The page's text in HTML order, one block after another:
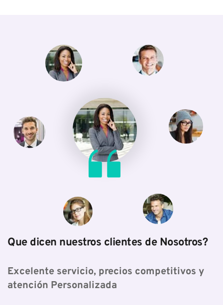
Que dicen nuestros clientes de Nosotros?
Excelente servicio, precios competitivos y
atención Personalizada